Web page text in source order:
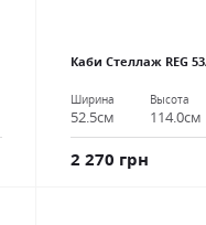
Каби Стеллаж REG
Ширина
52.5см
Высота
114.0см
2 270 грн